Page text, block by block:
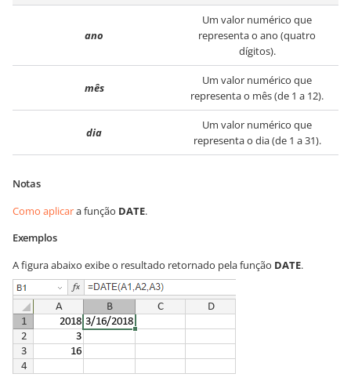
ano
Um valor numérico que
representa o ano (quatro
dígitos).
mês
Um valor numérico que
representa o mês (de 1 a 12).
dia
Um valor numérico que
representa o dia (de 1 a 31).
Notas
Como aplicara função DATE.
Exemplos
A figura abaixo exibe o resultado retornado pela função DATE.